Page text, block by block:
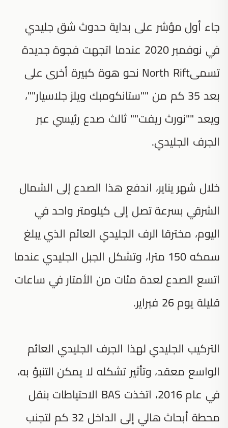
جاء أول مؤشر على بداية حدوث شق جليدي
في نوفمبر 2020 عندما اتجهت فجوة جديدة
تسمىNorth Rift نحو هوة كبيرة أخرى على
بعد 35 كم من ""ستانكومبك ويلز جلاسيار""،
ويعد ""نورث ريفت"" ثالث صدع رئيسي عبر
الجرف الجليدي.
خلال شهر يناير، اندفع هذا الصدع إلى الشمال
الشرقي بسرعة تصل إلى كيلومتر واحد في
اليوم، مخترقا الرف الجليدي العائم الذي يبلغ
سمكه 150 مترا، وتشكل الجبل الجليدي عندما
اتسع الصدع لعدة مئات من الأمتار في ساعات
قليلة يوم 26 فبراير.
التركيب الجليدي لهذا الجرف الجليدي العائم
الواسع معقد، وتأثير تشكله لا يمكن التنبؤ به،
في عام 2016، اتخذت BAS الاحتياطات بنقل
محطة أبحاث هالي إلى الداخل 32 كم لتجنب